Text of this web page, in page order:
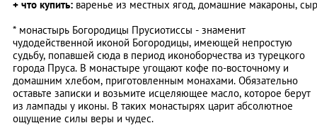
+ что купить: варенье из местных ягод, домашние макароны, сыр
* монастырь Богородицы Прусиотиссы - знаменит
чудодейственной иконой Богородицы, имеющей непростую
судьбу, попавшей сюда в период иконоборчества из турецкого
города Пруса. В монастыре угощают кофе по-восточному и
домашним хлебом, приготовленным монахами. Обязательно
оставьте записки и возьмите исцеляющее масло, которое берут
из лампады у иконы. В таких монастырях царит абсолютное
ощущение силы веры и чудес.